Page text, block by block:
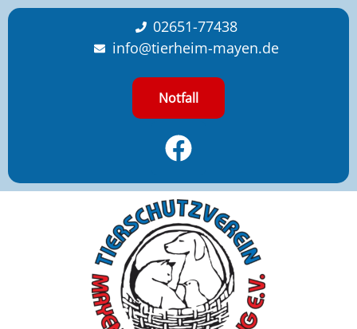
content
02651-77438
info@tierheim-mayen.de
Notfall